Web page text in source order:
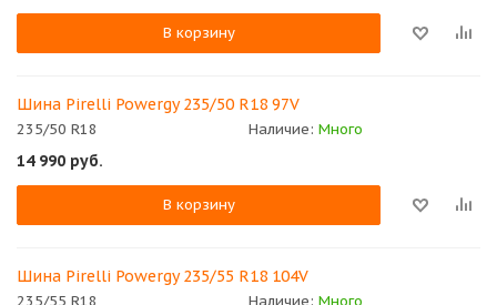
В корзину
Шина Pirelli Powergy 235/50 R18 97V
235/50 R18 Наличие: Много
14 990 руб.
В корзину
Шина Pirelli Powergy 235/55 R18 104V
235/55 R18 Наличие: Много